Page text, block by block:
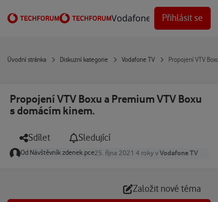
Vodafone Techforum
Přihlásit se
Úvodní stránka Diskuzní kategorie Vodafone TV Propojení VTV
Propojení VTV Boxu a Premium VTV Boxu
s domácím kinem.
Sdílet Sledující
Od Návštěvník zdenek.pce25. října 2021 4 rokyvVodafone TV
Založit nové téma